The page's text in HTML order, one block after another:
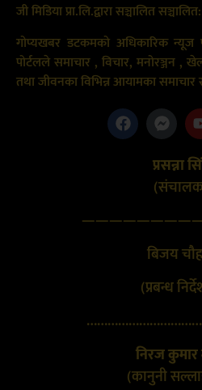
जी मिडिया प्रा.लि.द्वारा सञ्चालित सञ्चालित:
गोप्यखबर डटकमको अधिकारिक न्यूज
पोर्टलले समाचार , विचार, मनोरञ्जन ,
तथा जीवनका विभिन्न आयामका
प्रसन्ना
बिजय
(प्रबन्ध
निरज कुमार
(कानुनी